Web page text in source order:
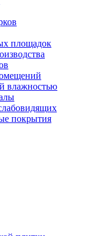
площадок
влажностью
покрытия